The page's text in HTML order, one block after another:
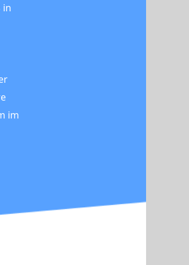
in
im